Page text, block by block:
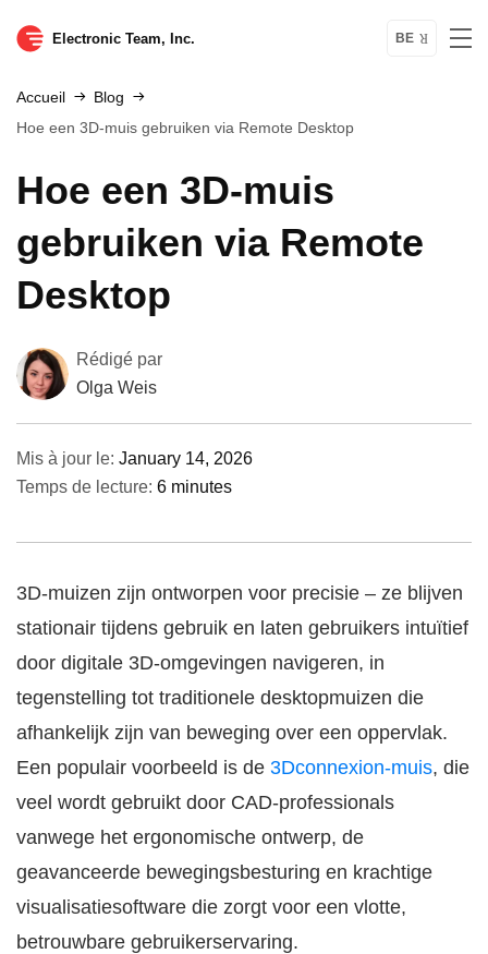
Electronic Team, Inc. BE
Accueil
Blog
Hoe een 3D-muis gebruiken via Remote Desktop
Hoe een 3D-muis
gebruiken via Remote
Desktop
Rédigé par
Olga Weis
Mis à jour le: January 14, 2026
Temps de lecture: 6 minutes
3D-muizen zijn ontworpen voor precisie – ze blijven
stationair tijdens gebruik en laten gebruikers intuïtief
door digitale 3D-omgevingen navigeren, in
tegenstelling tot traditionele desktopmuizen die
afhankelijk zijn van beweging over een oppervlak.
Een populair voorbeeld is de 3Dconnexion-muis, die
veel wordt gebruikt door CAD-professionals
vanwege het ergonomische ontwerp, de
geavanceerde bewegingsbesturing en krachtige
visualisatiesoftware die zorgt voor een vlotte,
betrouwbare gebruikerservaring.